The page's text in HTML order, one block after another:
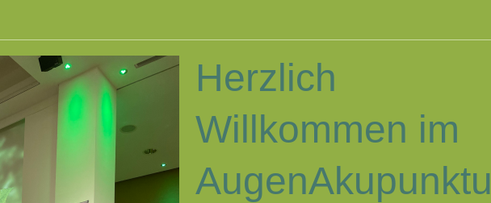
Herzlich
Willkommen im
AugenAkupunktu